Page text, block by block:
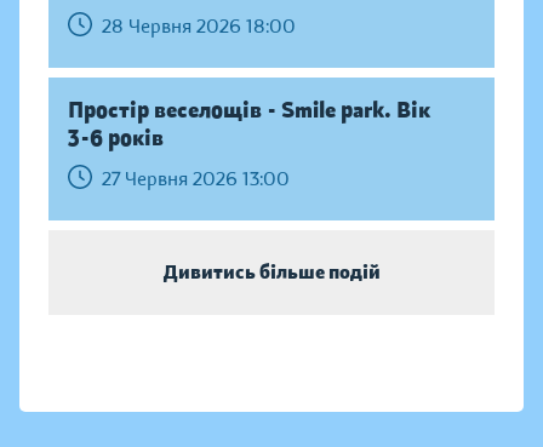
28 Червня 2026 18:00
Простір веселощів - Smile park. Вік
3-6 років
27 Червня 2026 13:00
Дивитись більше подій